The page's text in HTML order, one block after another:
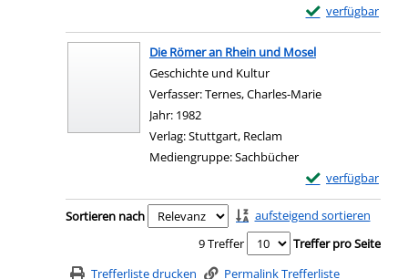
verfügbar
Exemplar-Details
Zum Download
Die Römer an Rhein und Mosel
Geschichte und Kultur
Verfasser:Ternes, Charles-Marie
Jahr: 1982
Verlag:Stuttgart, Reclam
Mediengruppe:Sachbücher
verfügbar
Exemplar-Details
Zum Download
Zu den Suchfiltern springen
Sortieren nach
aufsteigend sortieren
9 Treffer
Treffer pro Seite
Trefferliste drucken
Permalink Trefferliste